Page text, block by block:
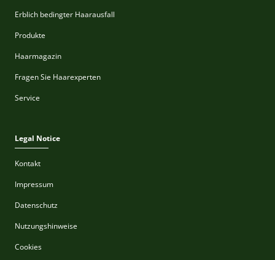
Erblich bedingter Haarausfall
Produkte
Haarmagazin
Fragen Sie Haarexperten
Service
Legal Notice
Kontakt
Impressum
Datenschutz
Nutzungshinweise
Cookies